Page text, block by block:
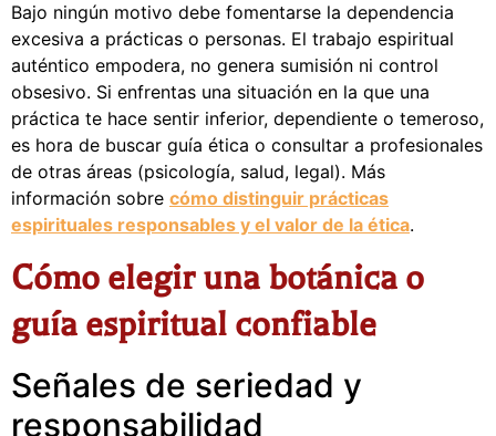
Bajo ningún motivo debe fomentarse la dependencia
excesiva a prácticas o personas. El trabajo espiritual
auténtico empodera, no genera sumisión ni control
obsesivo. Si enfrentas una situación en la que una
práctica te hace sentir inferior, dependiente o temeroso,
es hora de buscar guía ética o consultar a profesionales
de otras áreas (psicología, salud, legal). Más
información sobre cómo distinguir prácticas
espirituales responsables y el valor de la ética.
Cómo elegir una botánica o
guía espiritual confiable
Señales de seriedad y
responsabilidad